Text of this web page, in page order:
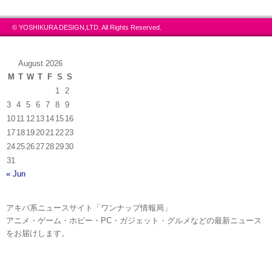
© YOSHIKURA DESIGN,LTD. All Rights Reserved.
August 2026
M T W T F S S
1
2
3
4 5 6 7 8
9
10 11 12 13 14 15 16
17 18 19 20 21 22 23
24 25 26 27 28 2930
31
« Jun
アキバ系ニュースサイト「ワンナップ情報局」
アニメ・ゲーム・ホビー・PC・ガジェット・グルメなどの最新ニュース
をお届けします。